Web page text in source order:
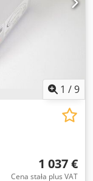
1 /9
1 037 €
Cena stała plus VAT